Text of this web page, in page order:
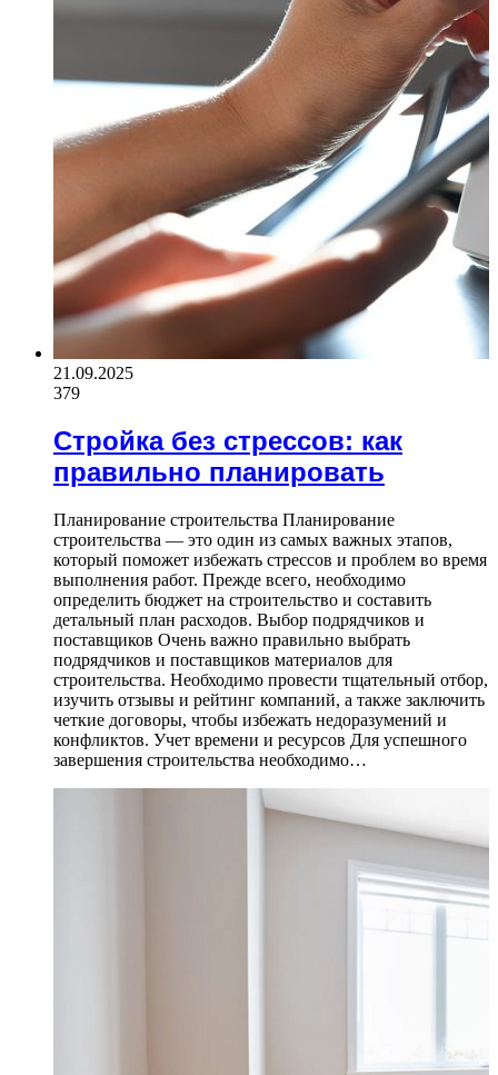
21.09.2025
379
Стройка без стрессов: как
правильно планировать
Планирование строительства Планирование
строительства — это один из самых важных этапов,
который поможет избежать стрессов и проблем во время
выполнения работ. Прежде всего, необходимо
определить бюджет на строительство и составить
детальный план расходов. Выбор подрядчиков и
поставщиков Очень важно правильно выбрать
подрядчиков и поставщиков материалов для
строительства. Необходимо провести тщательный отбор,
изучить отзывы и рейтинг компаний, а также заключить
четкие договоры, чтобы избежать недоразумений и
конфликтов. Учет времени и ресурсов Для успешного
завершения строительства необходимо…